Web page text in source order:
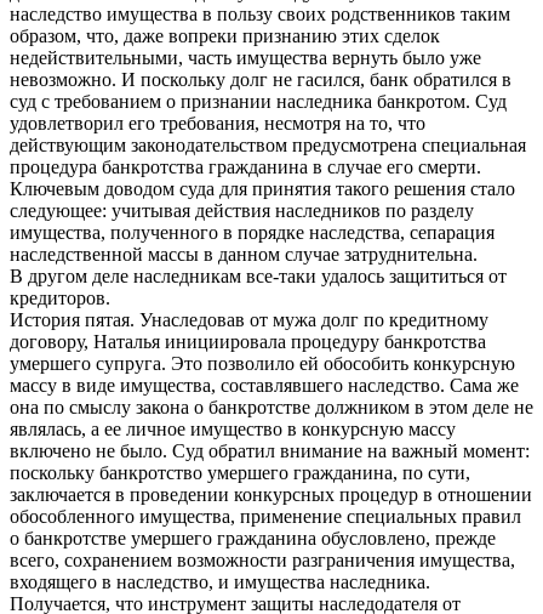
наследство имущества в пользу своих родственников таким
образом, что, даже вопреки признанию этих сделок
недействительными, часть имущества вернуть было уже
невозможно. И поскольку долг не гасился, банк обратился в
суд с требованием о признании наследника банкротом. Суд
удовлетворил его требования, несмотря на то, что
действующим законодательством предусмотрена специальная
процедура банкротства гражданина в случае его смерти.
Ключевым доводом суда для принятия такого решения стало
следующее: учитывая действия наследников по разделу
имущества, полученного в порядке наследства, сепарация
наследственной массы в данном случае затруднительна.
В другом деле наследникам все-таки удалось защититься от
кредиторов.
История пятая. Унаследовав от мужа долг по кредитному
договору, Наталья инициировала процедуру банкротства
умершего супруга. Это позволило ей обособить конкурсную
массу в виде имущества, составлявшего наследство. Сама же
она по смыслу закона о банкротстве должником в этом деле не
являлась, а ее личное имущество в конкурсную массу
включено не было. Суд обратил внимание на важный момент:
поскольку банкротство умершего гражданина, по сути,
заключается в проведении конкурсных процедур в отношении
обособленного имущества, применение специальных правил
о банкротстве умершего гражданина обусловлено, прежде
всего, сохранением возможности разграничения имущества,
входящего в наследство, и имущества наследника.
Получается, что инструмент защиты наследодателя от